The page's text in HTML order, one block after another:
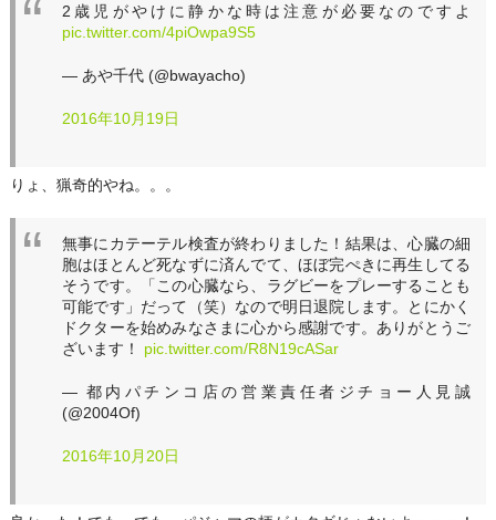
2歳児がやけに静かな時は注意が必要なのですよ
pic.twitter.com/4piOwpa9S5
— あや千代 (@bwayacho)
2016年10月19日
りょ、猟奇的やね。。。
無事にカテーテル検査が終わりました！結果は、心臓の細
胞はほとんど死なずに済んでて、ほぼ完ぺきに再生してる
そうです。「この心臓なら、ラグビーをプレーすることも
可能です」だって（笑）なので明日退院します。とにかく
ドクターを始めみなさまに心から感謝です。ありがとうご
ざいます！ pic.twitter.com/R8N19cASar
— 都内パチンコ店の営業責任者ジチョー人見誠
(@2004Of)
2016年10月20日